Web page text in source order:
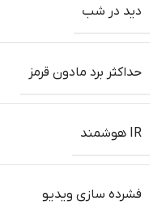
دید در شب
حداکثر برد مادون قرمز
IR هوشمند
فشرده سازی ویدیو